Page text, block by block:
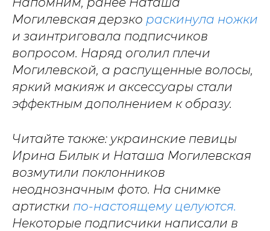
Могилевская дерзко раскинула ножки
и заинтриговала подписчиков
вопросом. Наряд оголил плечи
Могилевской, а распущенные волосы,
яркий макияж и аксессуары стали
эффектным дополнением к образу.
Читайте также: украинские певицы
Ирина Билык и Наташа Могилевская
возмутили поклонников
неоднозначным фото. На снимке
артистки по-настоящему целуются.
Некоторые подписчики написали в